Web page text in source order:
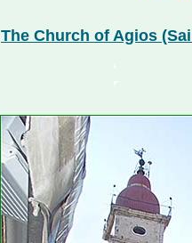
The Church of Agios